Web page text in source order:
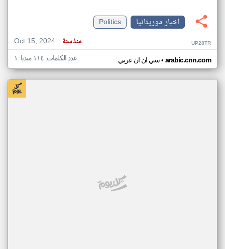
اخبار موريتانيا
Politics
Oct 15, 2024
منذ سنة UP28TR
سي ان ان عربي• arabic.cnn.com عدد الكلمات: ١١٤ ميديا: ١